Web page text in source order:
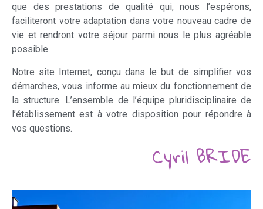
que des prestations de qualité qui, nous l’espérons,
faciliteront votre adaptation dans votre nouveau cadre de
vie et rendront votre séjour parmi nous le plus agréable
possible.
Notre site Internet, conçu dans le but de simplifier vos
démarches, vous informe au mieux du fonctionnement de
la structure. L’ensemble de l’équipe pluridisciplinaire de
l’établissement est à votre disposition pour répondre à
vos questions.
Cyril BRIDE